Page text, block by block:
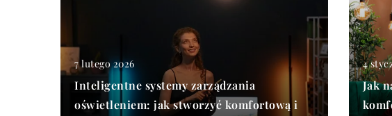
7 lutego 2026
Inteligentne systemy zarządzania
oświetleniem: jak stworzyć komfortową i
4
Jak